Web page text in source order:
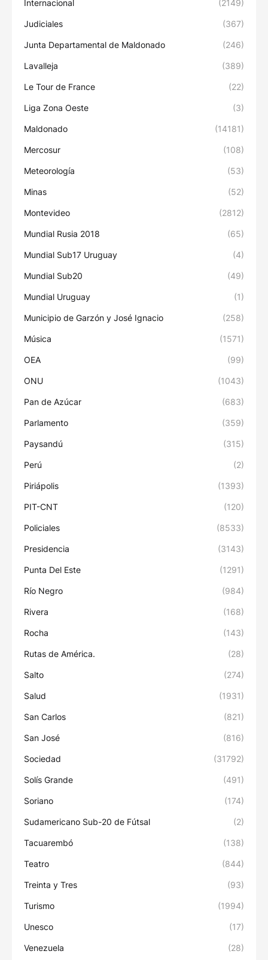
Internacional (2149)
Judiciales (367)
Junta Departamental de Maldonado (246)
Lavalleja (389)
Le Tour de France (22)
Liga Zona Oeste (3)
Maldonado (14181)
Mercosur (108)
Meteorología (53)
Minas (52)
Montevideo (2812)
Mundial Rusia 2018 (65)
Mundial Sub17 Uruguay (4)
Mundial Sub20 (49)
Mundial Uruguay (1)
Municipio de Garzón y José Ignacio (258)
Música (1571)
OEA (99)
ONU (1043)
Pan de Azúcar (683)
Parlamento (359)
Paysandú (315)
Perú (2)
Piriápolis (1393)
PIT-CNT (120)
Policiales (8533)
Presidencia (3143)
Punta Del Este (1291)
Río Negro (984)
Rivera (168)
Rocha (143)
Rutas de América. (28)
Salto (274)
Salud (1931)
San Carlos (821)
San José (816)
Sociedad (31792)
Solís Grande (491)
Soriano (174)
Sudamericano Sub-20 de Fútsal (2)
Tacuarembó (138)
Teatro (844)
Treinta y Tres (93)
Turismo (1994)
Unesco (17)
Venezuela (28)